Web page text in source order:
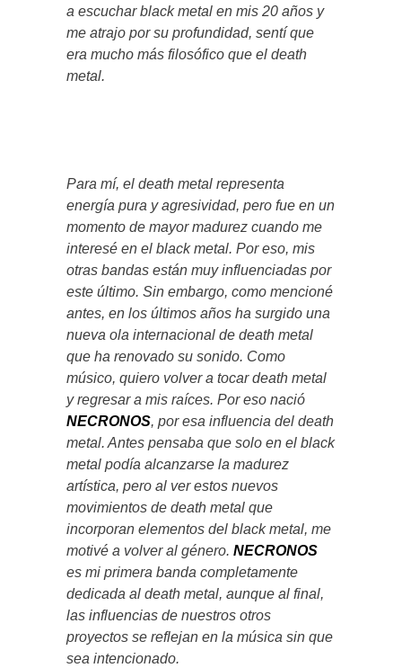
a escuchar black metal en mis 20 años y
me atrajo por su profundidad, sentí que
era mucho más filosófico que el death
metal.
Para mí, el death metal representa
energía pura y agresividad, pero fue en un
momento de mayor madurez cuando me
interesé en el black metal. Por eso, mis
otras bandas están muy influenciadas por
este último. Sin embargo, como mencioné
antes, en los últimos años ha surgido una
nueva ola internacional de death metal
que ha renovado su sonido. Como
músico, quiero volver a tocar death metal
y regresar a mis raíces. Por eso nació
NECRONOS, por esa influencia del death
metal. Antes pensaba que solo en el black
metal podía alcanzarse la madurez
artística, pero al ver estos nuevos
movimientos de death metal que
incorporan elementos del black metal, me
motivé a volver al género. NECRONOS
es mi primera banda completamente
dedicada al death metal, aunque al final,
las influencias de nuestros otros
proyectos se reflejan en la música sin que
sea intencionado.